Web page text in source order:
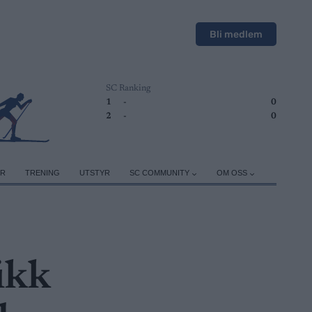
Bli medlem
SC Ranking
1
-
0
2
- 0
TRENING UTSTYR SC COMMUNITY OM OSS